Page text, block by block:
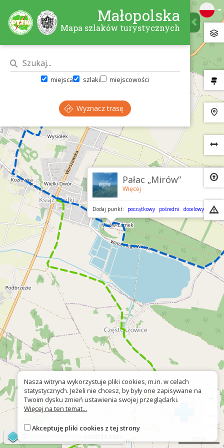
Pałac „Mirów”
Więcej
Dodaj punkt: początkowy pośredni docelowy
Małopolska
Mapa szlaków turystycznych
miejsca szlaki miejscowości
Wyznacz trasę
Nasza witryna wykorzystuje pliki cookies, m.in. w celach
statystycznych. Jeżeli nie chcesz, by były one zapisywane na
Twoim dysku zmień ustawienia swojej przeglądarki.
Więcej na ten temat...
Akceptuję pliki cookies z tej strony